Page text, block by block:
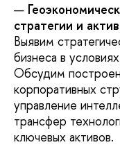
стратегии и
Выявим
бизнеса в
Обсудим
корпоративных
управление
трансфер
ключевых активов.